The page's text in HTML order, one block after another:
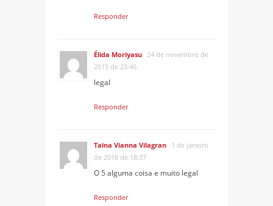
Responder
Élida Moriyasu 24 de novembro de
2015 de 23:46
legal
Responder
Taina Vianna Vilagran 1 de janeiro
de 2016 de 18:37
O 5 alguma coisa e muito legal
Responder